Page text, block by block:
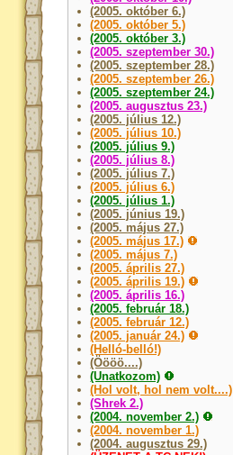
(2005. október 6.)
(2005. október 5.)
(2005. október 3.)
(2005. szeptember 30.)
(2005. szeptember 28.)
(2005. szeptember 26.)
(2005. szeptember 24.)
(2005. augusztus 23.)
(2005. július 12.)
(2005. július 10.)
(2005. július 9.)
(2005. július 8.)
(2005. július 7.)
(2005. július 6.)
(2005. július 1.)
(2005. június 19.)
(2005. május 27.)
(2005. május 17.)
(2005. május 7.)
(2005. április 27.)
(2005. április 19.)
(2005. április 16.)
(2005. február 18.)
(2005. február 12.)
(2005. január 24.)
(Helló-belló!)
(Öööö....)
(Unatkozom)
(Hol volt, hol nem volt....)
(Shrek 2.)
(2004. november 2.)
(2004. november 1.)
(2004. augusztus 29.)